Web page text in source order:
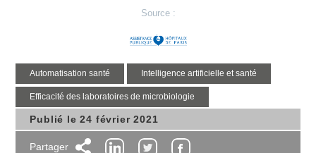
Source :
automatisation santé intelligence artificielle et santé
Efficacité des laboratoires de microbiologie
Publié le 24 février 2021
Partager